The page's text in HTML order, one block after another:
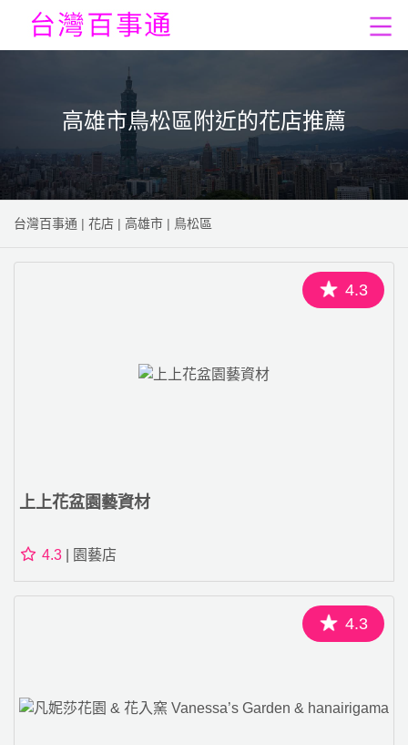
高雄市鳥松區附近的花店推薦
台灣百事通 | 花店 | 高雄市 | 鳥松區
4.3
上上花盆園藝資材
4.3 | 園藝店
4.3